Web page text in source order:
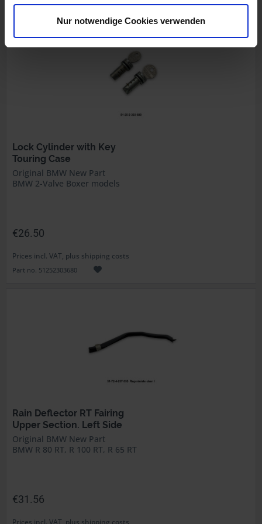
Nur notwendige Cookies verwenden
Part no. 51251453148
Lock Cylinder with Key
Touring Case
Original BMW New Part
BMW 2-Valve Boxer models
€26.50
Prices incl. VAT, plus shipping costs
Part no. 51252303680
Rain Deflector RT Fairing
Upper Section. Left Side
Original BMW New Part
BMW R 80 RT, R 100 RT, R 65 RT
€31.56